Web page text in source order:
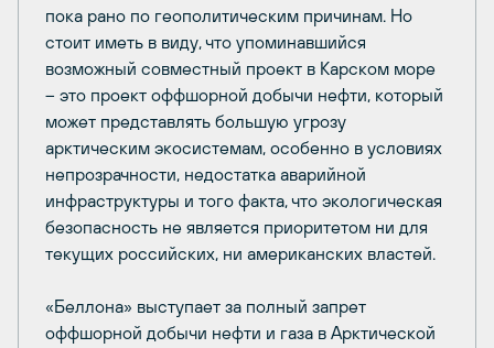
пока рано по геополитическим причинам. Но
стоит иметь в виду, что упоминавшийся
возможный совместный проект в Карском море
– это проект оффшорной добычи нефти, который
может представлять большую угрозу
арктическим экосистемам, особенно в условиях
непрозрачности, недостатка аварийной
инфраструктуры и того факта, что экологическая
безопасность не является приоритетом ни для
текущих российских, ни американских властей.
«Беллона» выступает за полный запрет
оффшорной добычи нефти и газа в Арктической